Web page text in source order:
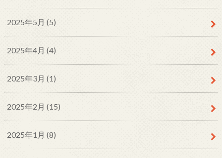
2025年5月 (5)
2025年4月 (4)
2025年3月 (1)
2025年2月 (15)
2025年1月 (8)